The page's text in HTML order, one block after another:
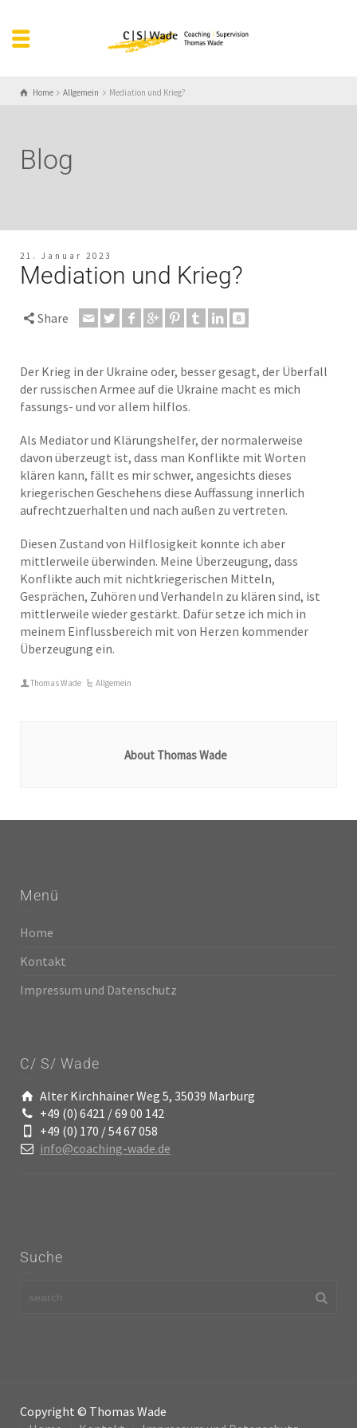
Home Allgemein Mediation und Krieg?
Blog
21. Januar 2023
Mediation und Krieg?
Share
Der Krieg in der Ukraine oder, besser gesagt, der Überfall
der russischen Armee auf die Ukraine macht es mich
fassungs- und vor allem hilflos.
Als Mediator und Klärungshelfer, der normalerweise
davon überzeugt ist, dass man Konflikte mit Worten
klären kann, fällt es mir schwer, angesichts dieses
kriegerischen Geschehens diese Auffassung innerlich
aufrechtzuerhalten und nach außen zu vertreten.
Diesen Zustand von Hilflosigkeit konnte ich aber
mittlerweile überwinden. Meine Überzeugung, dass
Konflikte auch mit nichtkriegerischen Mitteln,
Gesprächen, Zuhören und Verhandeln zu klären sind, ist
mittlerweile wieder gestärkt. Dafür setze ich mich in
meinem Einflussbereich mit von Herzen kommender
Überzeugung ein.
Thomas Wade Allgemein
About Thomas Wade
Menü
Home
Kontakt
Impressum und Datenschutz
C/ S/ Wade
Alter Kirchhainer Weg 5, 35039 Marburg
+49 (0) 6421 / 69 00 142
+49 (0) 170 / 54 67 058
info@coaching-wade.de
Suche
Copyright © Thomas Wade